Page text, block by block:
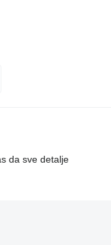
da sve detalje